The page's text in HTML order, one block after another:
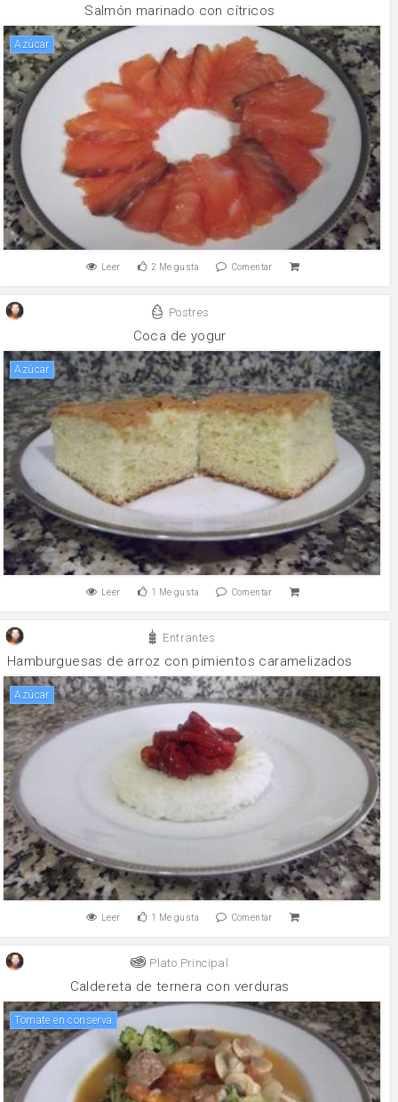
Salmón marinado con cítricos
Azúcar
Leer 2 Me gusta Comentar
Postres
Coca de yogur
Azúcar
Leer 1 Me gusta Comentar
Entrantes
Hamburguesas de arroz con pimientos caramelizados
Azúcar
Leer 1 Me gusta Comentar
Plato Principal
Caldereta de ternera con verduras
Tomate en conserva